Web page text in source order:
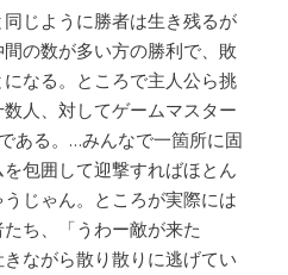
じように勝者は生き残るが
の数が多い方の勝利で、敗
なる。ところで主人公ら挑
人、対してゲームマスター
ある。…みんなで一箇所に固
包囲して迎撃すればほとん
じゃん。ところが実際には
ち、「うわー敵が来た
ながら散り散りに逃げてい